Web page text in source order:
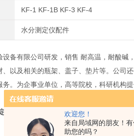
欢迎您！
来自局域网的朋友！
助您的吗？
KF-1 KF-1B KF-3 KF-4
水分测定仪配件
设备有限公司研发，销售 耐高温，耐酸碱
、以及相关的瓶架、盖子、垫片等。公司
务。为企事业单位，高等院校，科研机构
仪电极 适用于上海化工院、上海安亭电